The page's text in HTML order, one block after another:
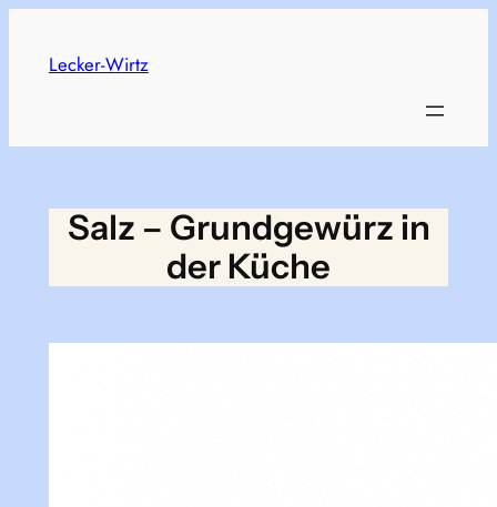
content
Lecker-Wirtz
Salz – Grundgewürz in
der Küche